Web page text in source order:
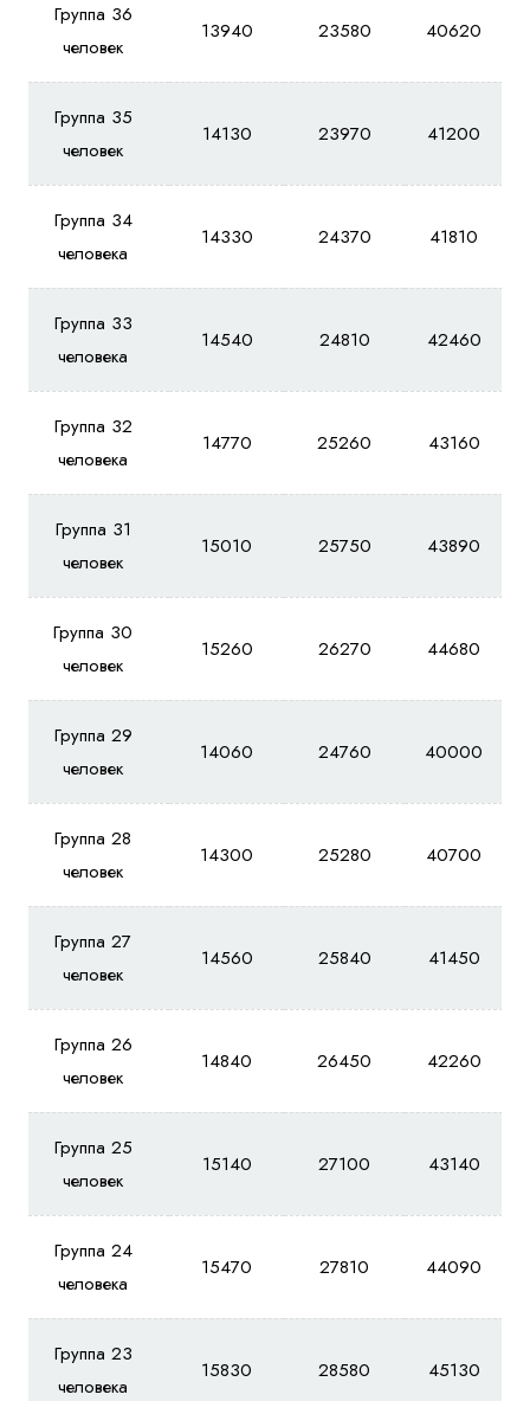
Группа 36
человек
13940 23580 40620
Группа 35
человек
14130 23970 41200
Группа 34
человека
14330 24370 41810
Группа 33
человека
14540 24810 42460
Группа 32
человека
14770 25260 43160
Группа 31
человек
15010 25750 43890
Группа 30
человек
15260 26270 44680
Группа 29
человек
14060 24760 40000
Группа 28
человек
14300 25280 40700
Группа 27
человек
14560 25840 41450
Группа 26
человек
14840 26450 42260
Группа 25
человек
15140 27100 43140
Группа 24
человека
15470 27810 44090
Группа 23
человека
15830 28580 45130